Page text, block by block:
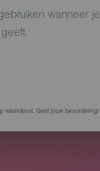
wanneer je
waardevol. Geef jouw beoordeling!